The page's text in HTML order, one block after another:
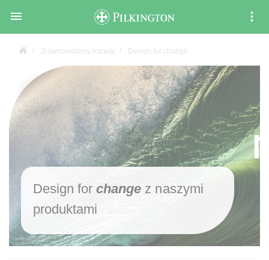

Zrównoważony rozwój Design for change
Design forchange z naszymi
produktami